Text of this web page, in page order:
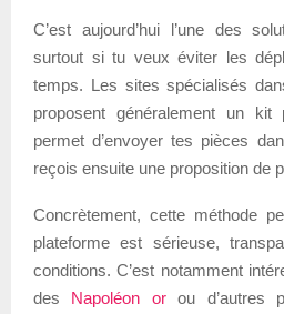
C’est aujourd’hui l’une des
surtout si tu veux éviter les
temps. Les sites spécialisés
proposent généralement un
permet d’envoyer tes pièces
reçois ensuite une proposition de
Concrètement, cette méthode
plateforme est sérieuse,
conditions. C’est notamment
des Napoléon orou d’autres